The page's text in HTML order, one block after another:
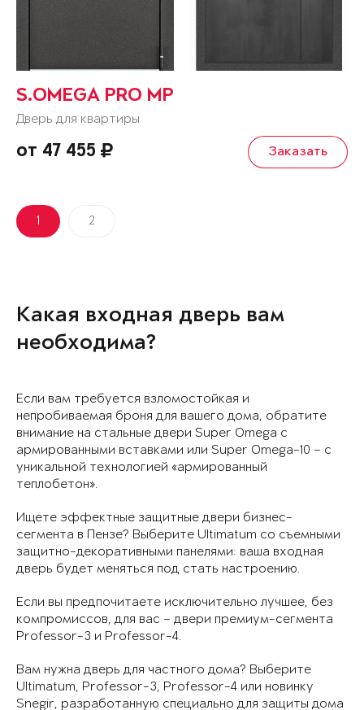
S.OMEGA PRO MP
Дверь для квартиры
от 47 455 Заказать
1 2
Какая входная дверь вам
необходима?
Если вам требуется взломостойкая и
непробиваемая броня для вашего дома, обратите
внимание на стальные двери Super Omega с
армированными вставками или Super Omega-10 – с
уникальной технологией «армированный
теплобетон».
Ищете эффектные защитные двери бизнес-
сегмента в Пензе? Выберите Ultimatum со съемными
защитно-декоративными панелями: ваша входная
дверь будет меняться под стать настроению.
Если вы предпочитаете исключительно лучшее, без
компромиссов, для вас – двери премиум-сегмента
Professor-3 и Professor-4.
Вам нужна дверь для частного дома? Выберите
Ultimatum, Professor-3, Professor-4 или новинку
Snegir, разработанную специально для защиты дома